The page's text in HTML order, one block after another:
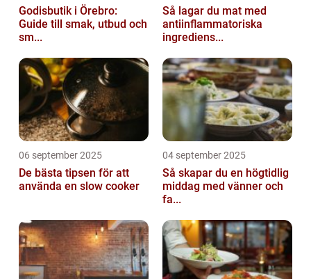
Godisbutik i Örebro:
Guide till smak, utbud och
sm...
Så lagar du mat med
antiinflammatoriska
ingrediens...
06 september 2025
De bästa tipsen för att
använda en slow cooker
04 september 2025
Så skapar du en högtidlig
middag med vänner och
fa...